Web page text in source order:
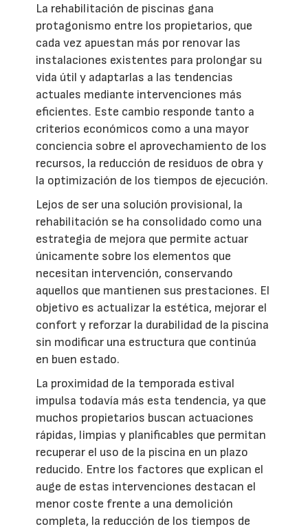
La rehabilitación de piscinas gana
protagonismo entre los propietarios, que
cada vez apuestan más por renovar las
instalaciones existentes para prolongar su
vida útil y adaptarlas a las tendencias
actuales mediante intervenciones más
eficientes. Este cambio responde tanto a
criterios económicos como a una mayor
conciencia sobre el aprovechamiento de los
recursos, la reducción de residuos de obra y
la optimización de los tiempos de ejecución.
Lejos de ser una solución provisional, la
rehabilitación se ha consolidado como una
estrategia de mejora que permite actuar
únicamente sobre los elementos que
necesitan intervención, conservando
aquellos que mantienen sus prestaciones. El
objetivo es actualizar la estética, mejorar el
confort y reforzar la durabilidad de la piscina
sin modificar una estructura que continúa
en buen estado.
La proximidad de la temporada estival
impulsa todavía más esta tendencia, ya que
muchos propietarios buscan actuaciones
rápidas, limpias y planificables que permitan
recuperar el uso de la piscina en un plazo
reducido. Entre los factores que explican el
auge de estas intervenciones destacan el
menor coste frente a una demolición
completa, la reducción de los tiempos de